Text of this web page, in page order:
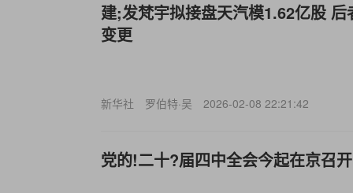
建;发梵宇拟接盘天汽模1.62亿股
变更
新华社 罗伯特·吴 2026-02-08 22:21:42
党的!二十?届四中全会今起在京召开